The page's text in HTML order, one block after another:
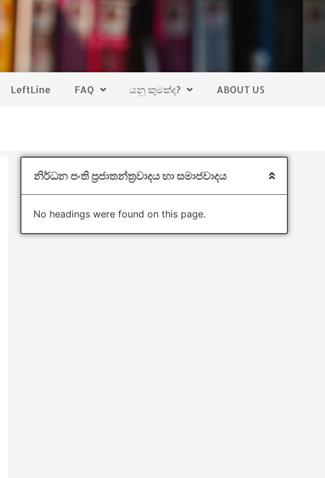
LeftLine FAQ යනු කුමක්ද? ABOUT US
නිර්ධන පංති ප‍්‍රජාතන්ත‍්‍රවාදය හා සමාජවාදය
No headings were found on this page.